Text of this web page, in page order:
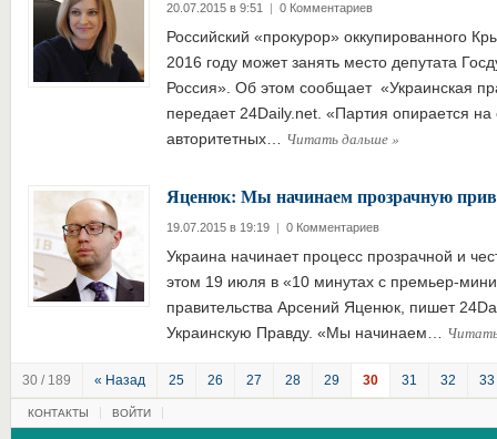
20.07.2015 в 9:51 | 0 Комментариев
Российский «прокурор» оккупированного
2016 году может занять место депутата
Россия». Об этом сообщает «Украинская
передает 24Daily.net. «Партия опирается на
авторитетных… Читать дальше»
Яценюк: Мы начинаем прозрачную
19.07.2015 в 19:19 | 0 Комментариев
Украина начинает процесс прозрачной и
этом 19 июля в «10 минутах с премьер-
правительства Арсений Яценюк, пишет
Украинскую Правду. «Мы начинаем…
30 / 189 « Назад 25 26 27 28 29 30 31 32 33
КОНТАКТЫ ВОЙТИ